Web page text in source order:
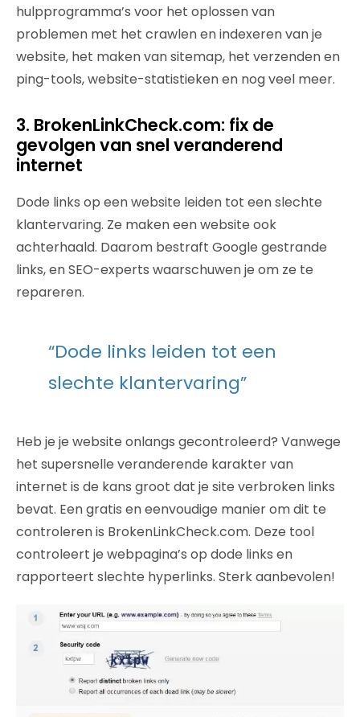
hulpprogramma’s voor het oplossen van
problemen met het crawlen en indexeren van je
website, het maken van sitemap, het verzenden en
ping-tools, website-statistieken en nog veel meer.
3. BrokenLinkCheck.com: fix de
gevolgen van snel veranderend
internet
Dode links op een website leiden tot een slechte
klantervaring. Ze maken een website ook
achterhaald. Daarom bestraft Google gestrande
links, en SEO-experts waarschuwen je om ze te
repareren.
“Dode links leiden tot een
slechte klantervaring”
Heb je je website onlangs gecontroleerd? Vanwege
het supersnelle veranderende karakter van
internet is de kans groot dat je site verbroken links
bevat. Een gratis en eenvoudige manier om dit te
controleren is BrokenLinkCheck.com. Deze tool
controleert je webpagina’s op dode links en
rapporteert slechte hyperlinks. Sterk aanbevolen!